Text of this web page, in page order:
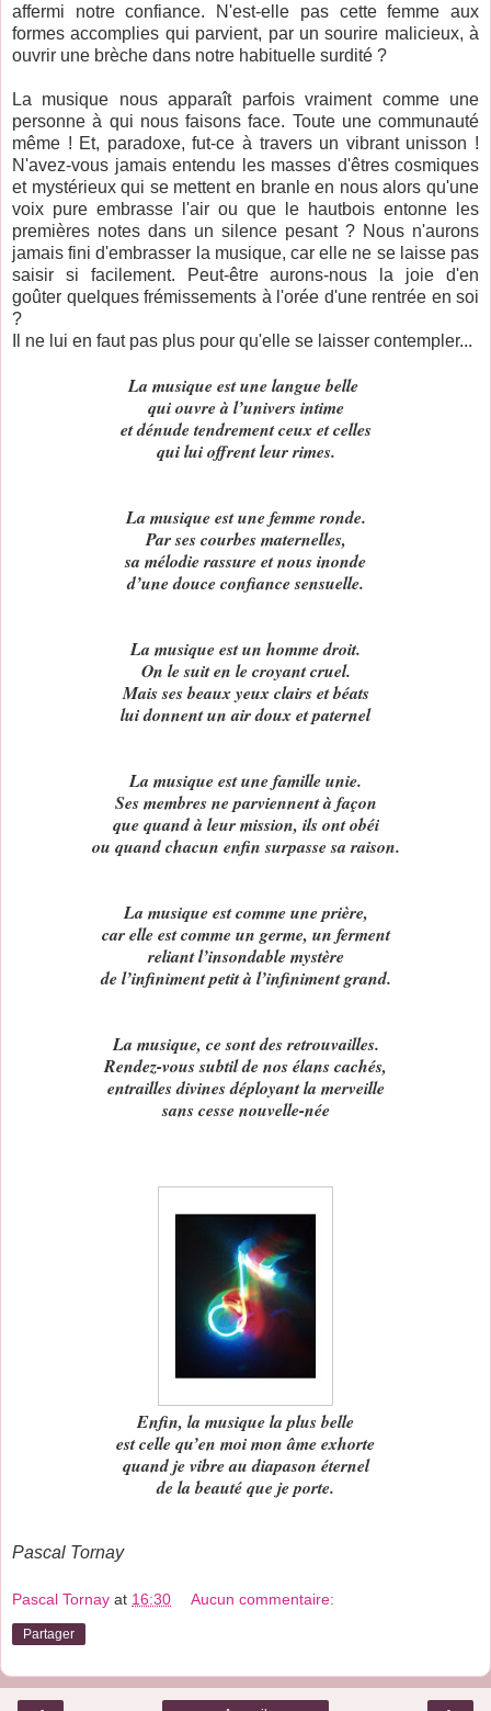
affermi notre confiance. N'est-elle pas cette femme aux
formes accomplies qui parvient, par un sourire malicieux, à
ouvrir une brèche dans notre habituelle surdité ?
La musique nous apparaît parfois vraiment comme une
personne à qui nous faisons face. Toute une communauté
même ! Et, paradoxe, fut-ce à travers un vibrant unisson !
N'avez-vous jamais entendu les masses d'êtres cosmiques
et mystérieux qui se mettent en branle en nous alors qu'une
voix pure embrasse l'air ou que le hautbois entonne les
premières notes dans un silence pesant ? Nous n'aurons
jamais fini d'embrasser la musique, car elle ne se laisse pas
saisir si facilement. Peut-être aurons-nous la joie d'en
goûter quelques frémissements à l'orée d'une rentrée en soi
?
Il ne lui en faut pas plus pour qu'elle se laisser contempler...
La musique est une langue belle
qui ouvre à l’univers intime
et dénude tendrement ceux et celles
qui lui offrent leur rimes.
La musique est une femme ronde.
Par ses courbes maternelles,
sa mélodie rassure et nous inonde
d’une douce confiance sensuelle.
La musique est un homme droit.
On le suit en le croyant cruel.
Mais ses beaux yeux clairs et béats
lui donnent un air doux et paternel
La musique est une famille unie.
Ses membres ne parviennent à façon
que quand à leur mission, ils ont obéi
ou quand chacun enfin surpasse sa raison.
La musique est comme une prière,
car elle est comme un germe, un ferment
reliant l’insondable mystère
de l’infiniment petit à l’infiniment grand.
La musique, ce sont des retrouvailles.
Rendez-vous subtil de nos élans cachés,
entrailles divines déployant la merveille
sans cesse nouvelle-née
Enfin, la musique la plus belle
est celle qu’en moi mon âme exhorte
quand je vibre au diapason éternel
de la beauté que je porte.
Pascal Tornay
Pascal Tornay at 16:30 Aucun commentaire:
Partager